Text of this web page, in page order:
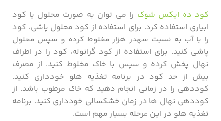
کود ده ایکس شوک را می توان به صورت محلول یا کود
ابیاری استفاده کرد. برای استفاده از کود محلول پاشی، کود
را با آب به نسبت سهدر هزار مخلوط کرده و سپس محلول
پاشی کنید. برای استفاده از کود گرانوله، کود را در اطراف
نهال پخش کرده و سپس با خاک مخلوط کنید. از مصرف
بیش از حد کود در برنامه تغذیه هلو خودداری کنید.
کوددهی را در زمانی انجام دهید که خاک مرطوب باشد. از
کوددهی نهال ها در زمان خشکسالی خودداری کنید. برنامه
تغذیه هلو در این مرحله بسیار مهم است.